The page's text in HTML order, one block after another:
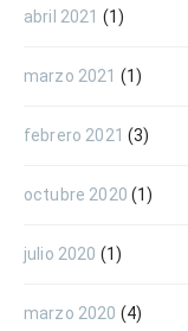
abril 2021 (1)
marzo 2021 (1)
febrero 2021 (3)
octubre 2020 (1)
julio 2020 (1)
marzo 2020 (4)